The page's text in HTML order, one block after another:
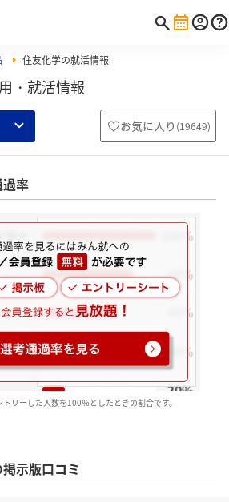
住友化学の就活情報
・就活情報
お気に入り (19649)
率
リーした人数を100％としたときの割合です。
示版口コミ